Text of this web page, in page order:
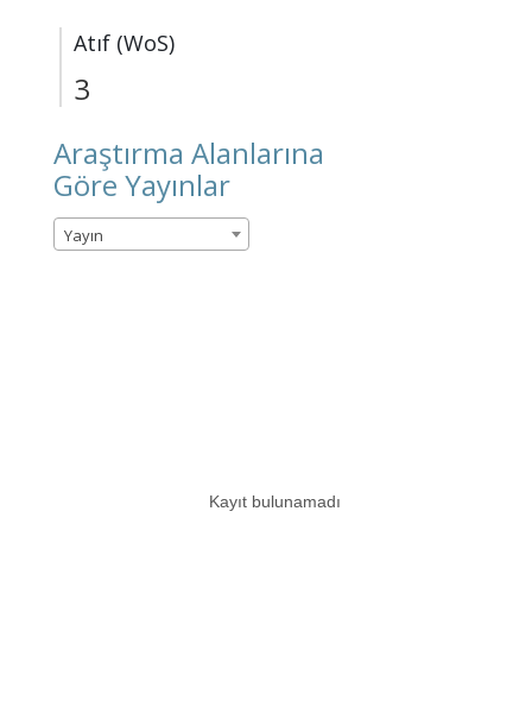
Atıf (WoS)
3
Araştırma Alanlarına
Göre Yayınlar
Yayın
Kayıt bulunamadı